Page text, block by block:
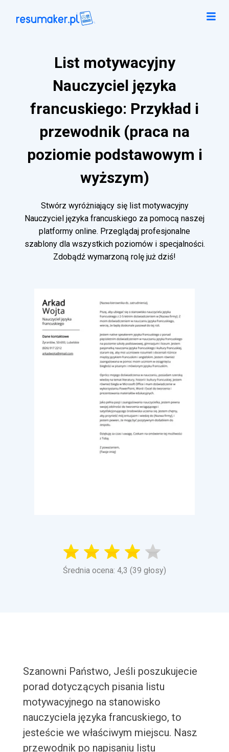
List motywacyjny
Nauczyciel języka
francuskiego: Przykład i
przewodnik (praca na
poziomie podstawowym i
wyższym)
Stwórz wyróżniający się list motywacyjny
Nauczyciel języka francuskiego za pomocą naszej
platformy online. Przeglądaj profesjonalne
szablony dla wszystkich poziomów i specjalności.
Zdobądź wymarzoną rolę już dziś!
Średnia ocena: 4,3 (39 głosy)
Szanowni Państwo, Jeśli poszukujecie
porad dotyczących pisania listu
motywacyjnego na stanowisko
nauczyciela języka francuskiego, to
jesteście we właściwym miejscu. Nasz
przewodnik po napisaniu listu